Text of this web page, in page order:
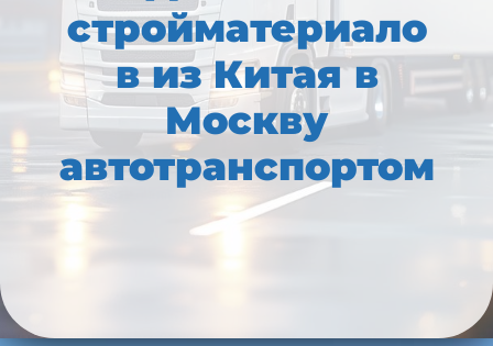
стройматериало
в из Китая в
Москву
автотранспортом